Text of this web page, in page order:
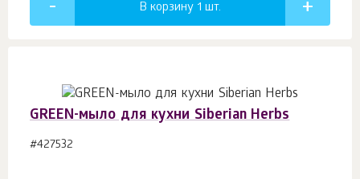
В корзину 1 шт.
GREEN-мыло для кухни Siberian Herbs
#427532